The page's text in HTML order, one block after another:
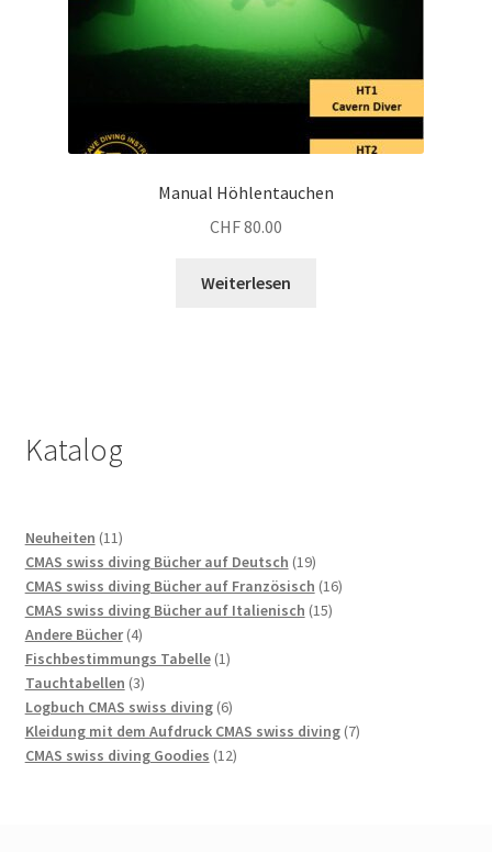
Manual Höhlentauchen
CHF80.00
Weiterlesen
Katalog
Neuheiten 1111
Produkte
CMAS swiss diving Bücher auf Deutsch 1919
Produkte
CMAS swiss diving Bücher auf Französisch 1616
CMAS swiss diving Bücher auf Italienisch 1515
Andere Bücher 44
Produkte
Fischbestimmungs Tabelle 11
Tauchtabellen 33
Produkte
Logbuch CMAS swiss diving 66
Produkte
Kleidung mit dem Aufdruck CMAS swiss diving 77
CMAS swiss diving Goodies 1212